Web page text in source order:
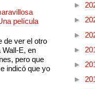
película
de ver el otro
E, en
pero que
indicó que yo
►
►
►
►
►
►